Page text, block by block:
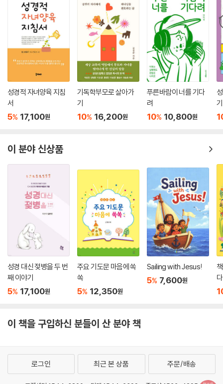
성경적 자녀양육 지침
서
5% 17,100원
기독학부모로 살아가
기
10% 16,200원
푸른바람이 너를 기다
려
10% 10,800원
기
이 분야 신상품
성경 대신 젖병을 두 번
째 이야기
5% 17,100원
주요 기도문 마음에 쏙
쏙
5% 12,350원
Sailing with Jesus!
5% 7,600원
다
이 책을 구입하신 분들이 산 분야 책
로그인 최근 본 상품 주문/배송